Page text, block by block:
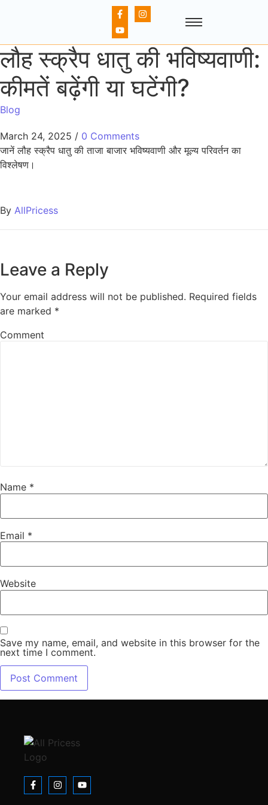
लौह स्क्रैप धातु की भविष्यवाणी:
कीमतें बढ़ेंगी या घटेंगी?
Blog
March 24, 2025 / 0 Comments
जानें लौह स्क्रैप धातु की ताजा बाजार भविष्यवाणी और मूल्य परिवर्तन का
विश्लेषण।
By AllPricess
Leave a Reply
Your email address will not be published. Required fields
are marked *
Comment
Name *
Email *
Website
Save my name, email, and website in this browser for the
next time I comment.